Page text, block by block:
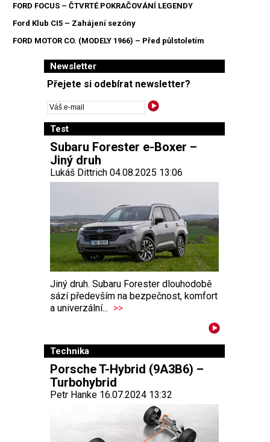
FORD FOCUS – ČTVRTÉ POKRAČOVÁNÍ LEGENDY
Ford Klub CI5 – Zahájení sezóny
FORD MOTOR CO. (MODELY 1966) – Před půlstoletím
Newsletter
Přejete si odebírat newsletter?
Test
Subaru Forester e-Boxer –
Jiný druh
Lukáš Dittrich 04.08.2025 13:06
Jiný druh. Subaru Forester dlouhodobě
sází především na bezpečnost, komfort
a univerzální... >>
Technika
Porsche T-Hybrid (9A3B6) –
Turbohybrid
Petr Hanke 16.07.2024 13:32